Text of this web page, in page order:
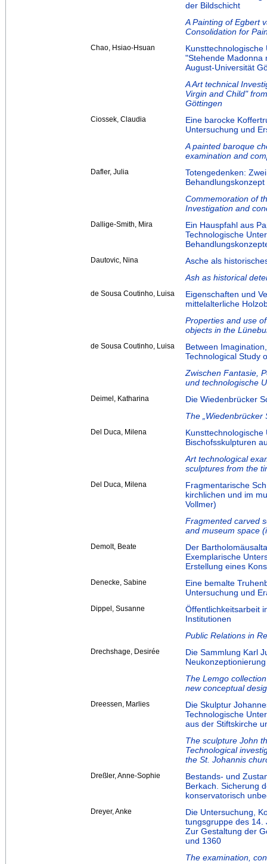
der Bildschicht
A Painting of Egbert
Consolidation for
Chao, Hsiao-Hsuan
"Stehende Madonna
August-Universität
A Art technical
Virgin and Child"
Göttingen
Ciossek, Claudia
Eine barocke
Untersuchung und
A painted baroque
examination and
Dafler, Julia
Totengedenken:
Behandlungskonzept
Commemoration of
Investigation and
Dallige-Smith, Mira
Ein Hauspfahl aus
Technologische
Dautovic, Nina
Asche als
Ash as historical
de Sousa Coutinho, Luisa
Eigenschaften und
mittelalterliche
Properties and use
objects in the
de Sousa Coutinho, Luisa
Between
Technological Study
Zwischen Fantasie,
und technologische
Deimel, Katharina
Die Wiedenbrücker
The „Wiedenbrücker
Del Duca, Milena
Bischofsskulpturen
Art technological
sculptures from the
Del Duca, Milena
Fragmentarische
kirchlichen und im
Vollmer)
Fragmented carved
and museum space
Demolt, Beate
Der
Exemplarische
Erstellung eines
Denecke, Sabine
Eine bemalte
Untersuchung und
Dippel, Susanne
Öffentlichkeitsarbeit
Institutionen
Public Relations in
Drechshage, Desirée
Die Sammlung Karl
The Lemgo
new conceptual
Dreessen, Marlies
Die Skulptur
Technologische
aus der Stiftskirche
The sculpture John
Technological
the St. Johannis
Dreßler, Anne-Sophie
Bestands- und
Berkach. Sicherung
konservatorisch
Dreyer, Anke
Die Untersuchung,
tungsgruppe des 14.
Zur Gestaltung der
und 1360
The examination,